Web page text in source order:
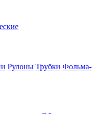
Рулоны Трубки Фольма-